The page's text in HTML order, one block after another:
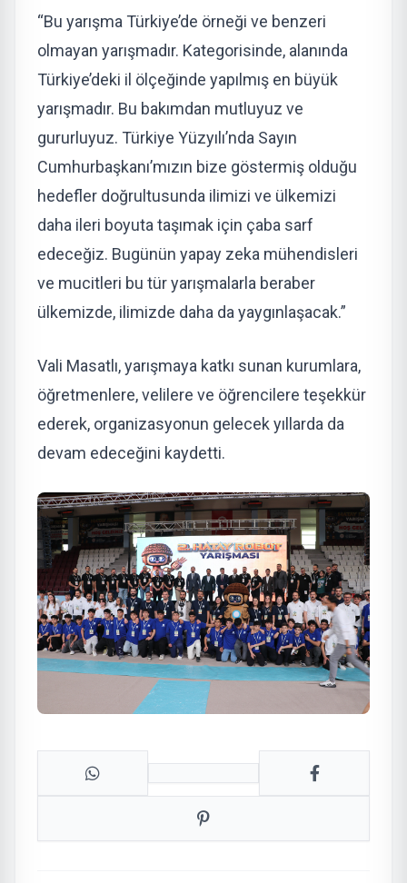
“Bu yarışma Türkiye’de örneği ve benzeri
olmayan yarışmadır. Kategorisinde, alanında
Türkiye’deki il ölçeğinde yapılmış en büyük
yarışmadır. Bu bakımdan mutluyuz ve
gururluyuz. Türkiye Yüzyılı’nda Sayın
Cumhurbaşkanı’mızın bize göstermiş olduğu
hedefler doğrultusunda ilimizi ve ülkemizi
daha ileri boyuta taşımak için çaba sarf
edeceğiz. Bugünün yapay zeka mühendisleri
ve mucitleri bu tür yarışmalarla beraber
ülkemizde, ilimizde daha da yaygınlaşacak.”
Vali Masatlı, yarışmaya katkı sunan kurumlara,
öğretmenlere, velilere ve öğrencilere teşekkür
ederek, organizasyonun gelecek yıllarda da
devam edeceğini kaydetti.